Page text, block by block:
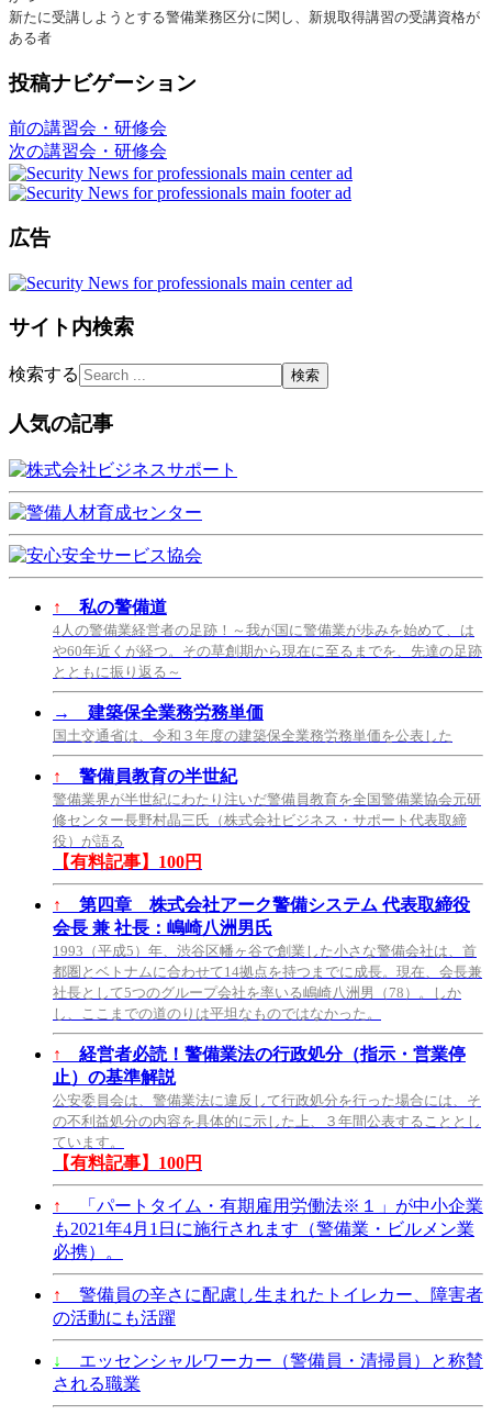
新たに受講しようとする警備業務区分に関し、新規取得講習の受講資格が
ある者
投稿ナビゲーション
前の講習会・研修会
次の講習会・研修会
広告
サイト内検索
検索する
人気の記事
↑ 私の警備道
4人の警備業経営者の足跡！～我が国に警備業が歩みを始めて、は
や60年近くが経つ。その草創期から現在に至るまでを、先達の足跡
とともに振り返る～
→ 建築保全業務労務単価
国土交通省は、令和３年度の建築保全業務労務単価を公表した
↑ 警備員教育の半世紀
警備業界が半世紀にわたり注いだ警備員教育を全国警備業協会元研
修センター長野村晶三氏（株式会社ビジネス・サポート代表取締
役）が語る
【有料記事】100円
↑
第四章 株式会社アーク警備システム 代表取締役
会長 兼 社長：嶋崎八洲男氏
1993（平成5）年、渋谷区幡ヶ谷で創業した小さな警備会社は、首
都圏とベトナムに合わせて14拠点を持つまでに成長。現在、会長兼
社長として5つのグループ会社を率いる嶋崎八洲男（78）。しか
し、ここまでの道のりは平坦なものではなかった。
↑
経営者必読！警備業法の行政処分（指示・営業停
止）の基準解説
公安委員会は、警備業法に違反して行政処分を行った場合には、そ
の不利益処分の内容を具体的に示した上、３年間公表することとし
ています。
【有料記事】100円
↑
「パートタイム・有期雇用労働法※１」が中小企業
も2021年4月1日に施行されます（警備業・ビルメン業
必携）。
↑
警備員の辛さに配慮し生まれたトイレカー、障害者
の活動にも活躍
↓
エッセンシャルワーカー（警備員・清掃員）と称賛
される職業